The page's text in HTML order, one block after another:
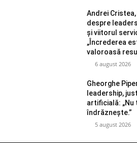
Andrei
despre
și viitorul
„Încrederea
valoroasă
6 august 2026
Gheorghe
leadership,
artificială: „Nu
îndrăznește.”
5 august 2026